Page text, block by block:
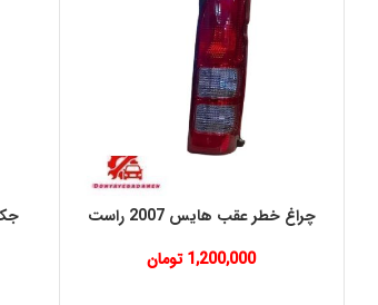
چراغ خطر عقب هایس 2007 راست
1,200,000 تومان